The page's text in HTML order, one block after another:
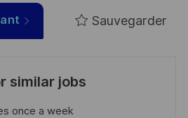
Sauvegarder
similar jobs
once a week